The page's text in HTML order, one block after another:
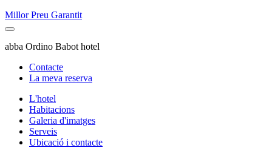
Millor Preu Garantit
abba Ordino Babot hotel
Contacte
La meva reserva
L'hotel
Habitacions
Galeria d'imatges
Serveis
Ubicació i contacte